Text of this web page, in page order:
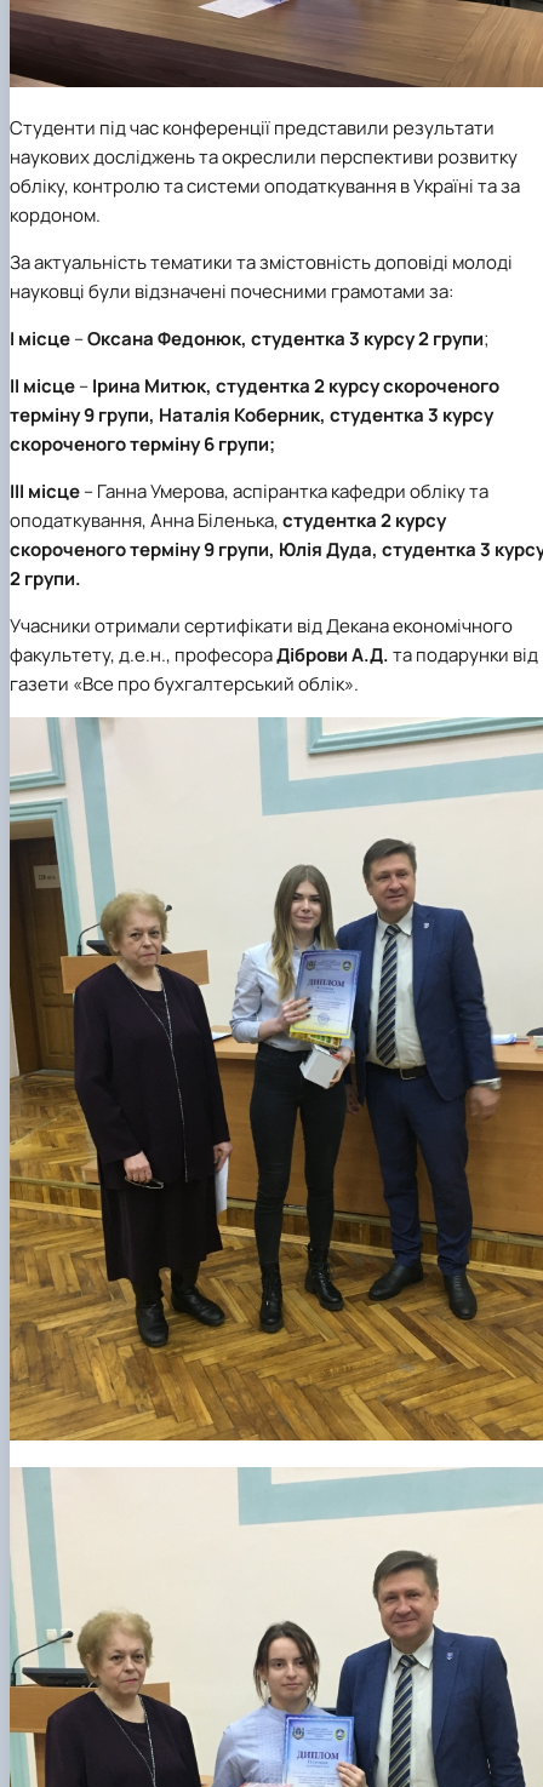
Студенти під час конференції представили результати
наукових досліджень та окреслили перспективи розвитку
обліку, контролю та системи оподаткування в Україні та за
кордоном.
За актуальність тематики та змістовність доповіді молоді
науковці були відзначені почесними грамотами за:
І місце–Оксана Федонюк, студентка 3 курсу 2 групи;
ІІ місце–Ірина Митюк, студентка 2 курсу скороченого
терміну 9 групи, Наталія Коберник, студентка 3 курсу
скороченого терміну 6 групи;
ІІІ місце– Ганна Умерова, аспірантка кафедри обліку та
оподаткування, Анна Біленька,студентка 2 курсу
скороченого терміну 9 групи, Юлія Дуда, студентка 3
2 групи.
Учасники отримали сертифікати від Декана економічного
факультету, д.е.н., професораДіброви А.Д.та подарунки від
газети «Все про бухгалтерський облік».